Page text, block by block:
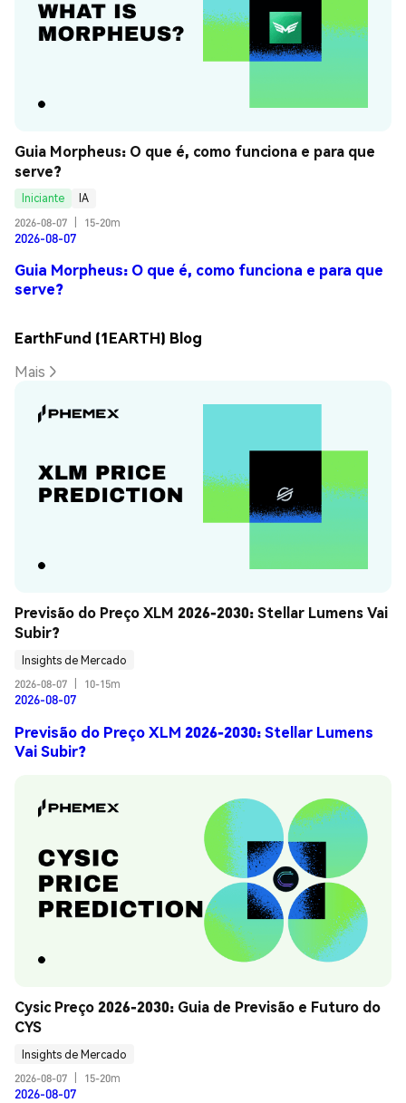
Guia Morpheus: O que é, como funciona e para que
serve?
Iniciante
IA
2026-08-07
15-20m
2026-08-07
Guia Morpheus: O que é, como funciona e para que
serve?
EarthFund (1EARTH) Blog
Mais
Previsão do Preço XLM 2026-2030: Stellar Lumens Vai
Subir?
Insights de Mercado
2026-08-07
10-15m
2026-08-07
Previsão do Preço XLM 2026-2030: Stellar Lumens
Vai Subir?
Cysic Preço 2026-2030: Guia de Previsão e Futuro do
CYS
Insights de Mercado
2026-08-07
15-20m
2026-08-07